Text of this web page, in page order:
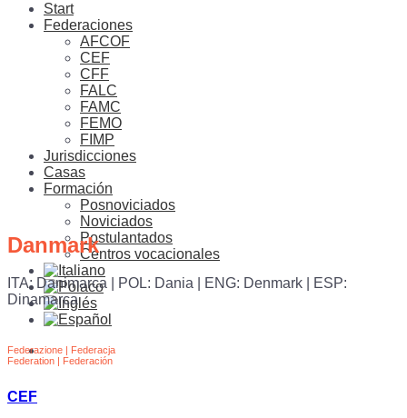
Start
Federaciones
AFCOF
CEF
CFF
FALC
FAMC
FEMO
FIMP
Jurisdicciones
Casas
Formación
Posnoviciados
Noviciados
Postulantados
Centros vocacionales
Danmark
ITA: Danimarca | POL: Dania | ENG: Denmark | ESP:
Dinamarca
Federazione | Federacja
Federation | Federación
CEF